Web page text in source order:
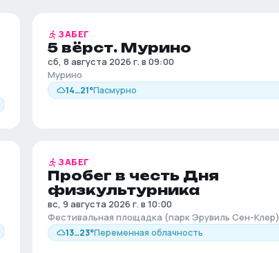
ЗАБЕГ
5 вёрст. Мурино
сб, 8 августа 2026 г. в 09:00
Мурино
14…21°Пасмурно
ЗАБЕГ
Пробег в честь Дня
физкультурника
вс, 9 августа 2026 г. в 10:00
Фестивальная площадка (парк Эрувиль Сен-Клер)
13…23°Переменная облачность